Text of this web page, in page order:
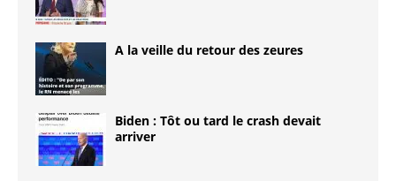
A la veille du retour des zeures
Biden : Tôt ou tard le crash devait
arriver